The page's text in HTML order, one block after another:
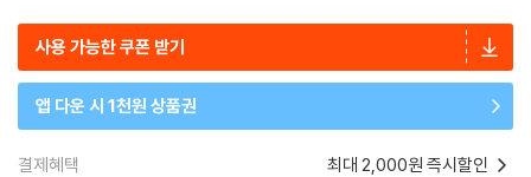
사용 가능한 쿠폰 받기
앱 다운 시 1천원 상품권
결제혜택 최대 2,000원 즉시할인